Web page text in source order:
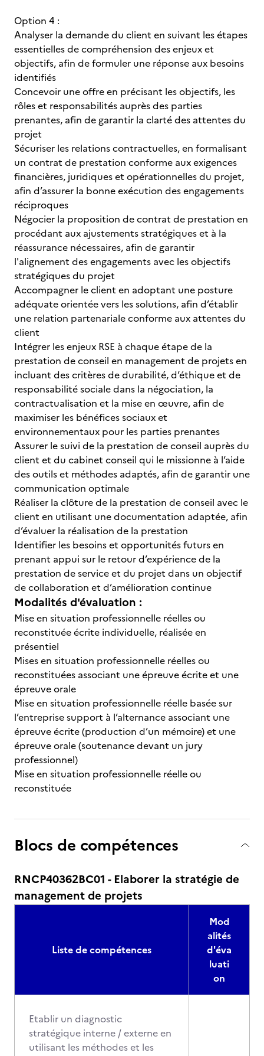
Option 4 :
Analyser la demande du client en suivant les étapes
essentielles de compréhension des enjeux et
objectifs, afin de formuler une réponse aux besoins
identifiés
Concevoir une offre en précisant les objectifs, les
rôles et responsabilités auprès des parties
prenantes, afin de garantir la clarté des attentes du
projet
Sécuriser les relations contractuelles, en formalisant
un contrat de prestation conforme aux exigences
financières, juridiques et opérationnelles du projet,
afin d’assurer la bonne exécution des engagements
réciproques
Négocier la proposition de contrat de prestation en
procédant aux ajustements stratégiques et à la
réassurance nécessaires, afin de garantir
l'alignement des engagements avec les objectifs
stratégiques du projet
Accompagner le client en adoptant une posture
adéquate orientée vers les solutions, afin d’établir
une relation partenariale conforme aux attentes du
client
Intégrer les enjeux RSE à chaque étape de la
prestation de conseil en management de projets en
incluant des critères de durabilité, d’éthique et de
responsabilité sociale dans la négociation, la
contractualisation et la mise en œuvre, afin de
maximiser les bénéfices sociaux et
environnementaux pour les parties prenantes
Assurer le suivi de la prestation de conseil auprès du
client et du cabinet conseil qui le missionne à l’aide
des outils et méthodes adaptés, afin de garantir une
communication optimale
Réaliser la clôture de la prestation de conseil avec le
client en utilisant une documentation adaptée, afin
d’évaluer la réalisation de la prestation
Identifier les besoins et opportunités futurs en
prenant appui sur le retour d’expérience de la
prestation de service et du projet dans un objectif
de collaboration et d’amélioration continue
Modalités d'évaluation :
Mise en situation professionnelle réelles ou
reconstituée écrite individuelle, réalisée en
présentiel
Mises en situation professionnelle réelles ou
reconstituées associant une épreuve écrite et une
épreuve orale
Mise en situation professionnelle réelle basée sur
l’entreprise support à l’alternance associant une
épreuve écrite (production d’un mémoire) et une
épreuve orale (soutenance devant un jury
professionnel)
Mise en situation professionnelle réelle ou
reconstituée
Blocs de compétences
RNCP40362BC01 - Elaborer la stratégie de
management de projets
Liste de compétences
Mod
alités
d'éva
luati
on
Etablir un diagnostic
stratégique interne / externe en
utilisant les méthodes et les